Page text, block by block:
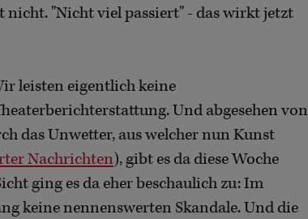
nicht. "Nicht viel passiert" - das wirkt jetzt
leisten eigentlich keine
Und abgesehen von
das Unwetter, aus welcher nun Kunst
Nachrichten), gibt es da diese Woche
ging es da eher beschaulich zu: Im
keine nennenswerten Skandale. Und die